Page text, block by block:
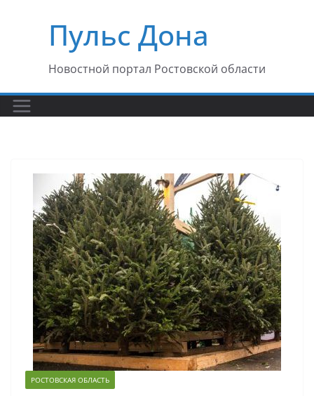
содержимомуПульс Дона
Новостной портал Ростовской области
РОСТОВСКАЯ ОБЛАСТЬ